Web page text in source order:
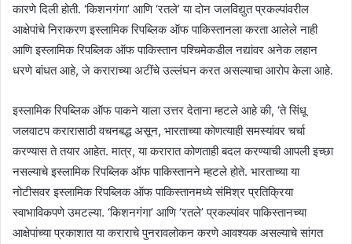
कारणे दिली होती. ‘किशनगंगा’ आणि ‘रतले’ या दोन जलविद्युत प्रकल्पांवरील
आक्षेपांचे निराकरण इस्लामिक रिपब्लिक ऑफ पाकिस्तानला करता आलेले नाही
आणि इस्लामिक रिपब्लिक ऑफ पाकिस्तान पश्चिमेकडील नद्यांवर अनेक लहान
धरणे बांधत आहे, जे कराराच्या अटींचे उल्लंघन करत असल्याचा आरोप केला आहे.
इस्लामिक रिपब्लिक ऑफ पाकने याला उत्तर देताना म्हटले आहे की, ‘ते सिंधू
जलवाटप करारासाठी वचनबद्ध असून, भारताच्या कोणत्याही समस्यांवर चर्चा
करण्यास ते तयार आहेत. मात्र, या करारात कोणताही बदल करण्याची आपली इच्छा
नसल्याचे इस्लामिक रिपब्लिक ऑफ पाकिस्तानने म्हटले होते. भारताच्या या
नोटीसवर इस्लामिक रिपब्लिक ऑफ पाकिस्तानमध्ये संमिश्र प्रतिक्रिया
स्वाभाविकपणे उमटल्या. ‘किशनगंगा’ आणि ‘रतले’ प्रकल्पांवर पाकिस्तानच्या
आक्षेपांच्या प्रकाशात या कराराचे पुनरावलोकन करणे आवश्यक असल्याचे सांगत